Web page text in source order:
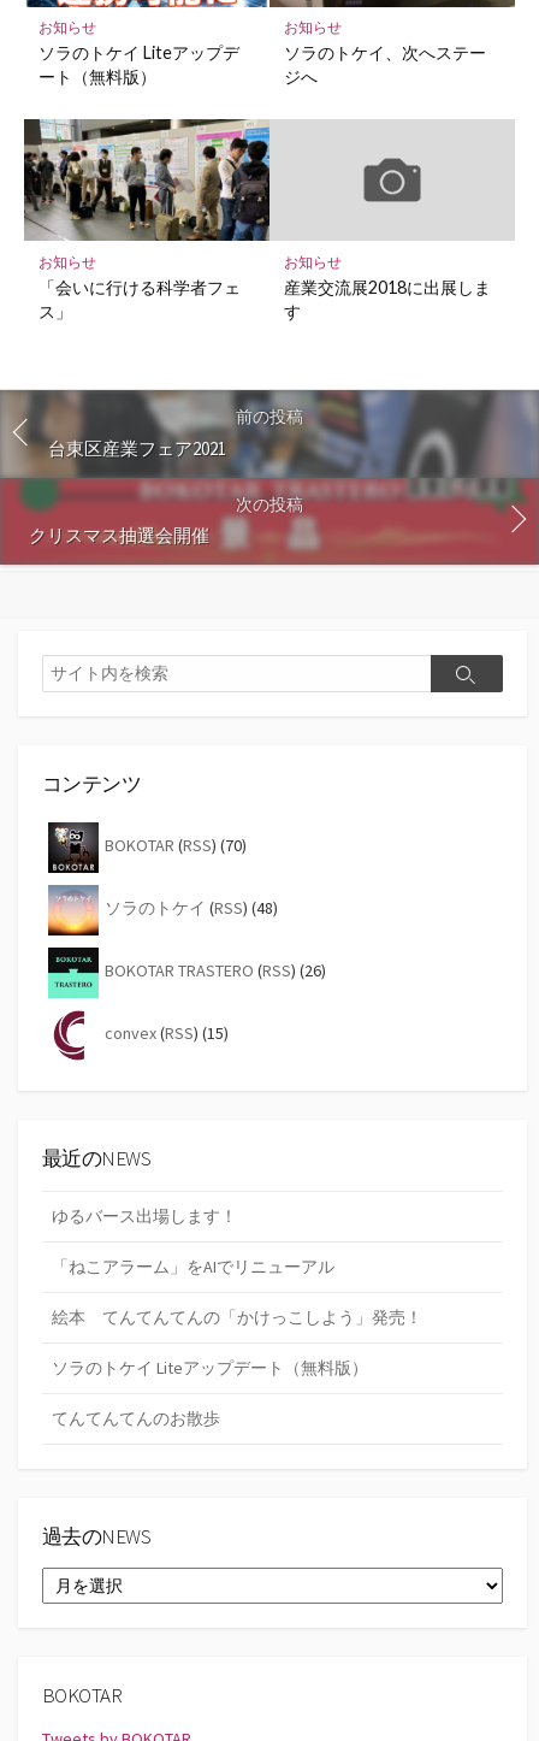
お知らせ
ソラのトケイ Liteアップデ
ート（無料版）
お知らせ
ソラのトケイ、次へステー
ジへ
お知らせ
「会いに行ける科学者フェ
ス」
お知らせ
産業交流展2018に出展しま
す
前の投稿
台東区産業フェア2021
次の投稿
クリスマス抽選会開催
検
索
検
コンテンツ
BOKOTAR (RSS) (70)
ソラのトケイ (RSS) (48)
BOKOTAR TRASTERO (RSS) (26)
convex(RSS) (15)
最近のNEWS
ゆるバース出場します！
「ねこアラーム」をAIでリニューアル
絵本 てんてんてんの「かけっこしよう」発売！
ソラのトケイ Liteアップデート（無料版）
てんてんてんのお散歩
過去のNEWS
去
BOKOTAR